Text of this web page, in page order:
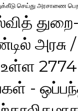
செய்து அரசாணை
அரசு
2774
-